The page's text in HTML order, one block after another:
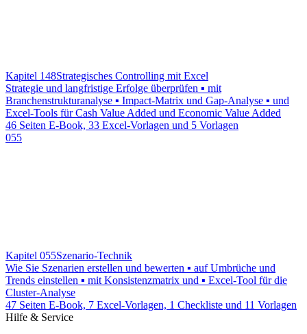
Kapitel 148Strategisches Controlling mit Excel
Strategie und langfristige Erfolge überprüfen ▪ mit
Branchenstrukturanalyse ▪ Impact-Matrix und Gap-Analyse ▪ und
Excel-Tools für Cash Value Added und Economic Value Added
46 Seiten E-Book, 33 Excel-Vorlagen und 5 Vorlagen
055
Kapitel 055Szenario-Technik
Wie Sie Szenarien erstellen und bewerten ▪ auf Umbrüche und
Trends einstellen ▪ mit Konsistenzmatrix und ▪ Excel-Tool für die
Cluster-Analyse
47 Seiten E-Book, 7 Excel-Vorlagen, 1 Checkliste und 11 Vorlagen
Hilfe & Service